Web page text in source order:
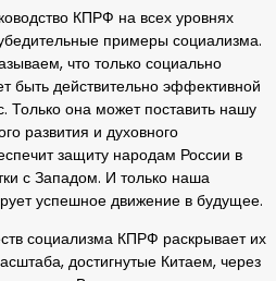
КПРФ на всех уровнях
примеры социализма.
что только социально
быть действительно эффективной
Только она может поставить нашу
развития и духовного
защиту народам России в
с Западом. И только наша
успешное движение в будущее.
социализма КПРФ раскрывает их
достигнутые Китаем, через